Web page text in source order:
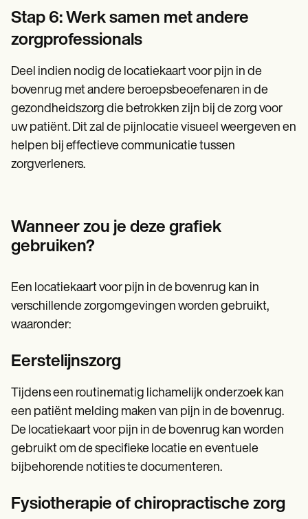
Stap 6: Werk samen met andere
zorgprofessionals
Deel indien nodig de locatiekaart voor pijn in de
bovenrug met andere beroepsbeoefenaren in de
gezondheidszorg die betrokken zijn bij de zorg voor
uw patiënt. Dit zal de pijnlocatie visueel weergeven en
helpen bij effectieve communicatie tussen
zorgverleners.
Wanneer zou je deze grafiek
gebruiken?
Een locatiekaart voor pijn in de bovenrug kan in
verschillende zorgomgevingen worden gebruikt,
waaronder:
Eerstelijnszorg
Tijdens een routinematig lichamelijk onderzoek kan
een patiënt melding maken van pijn in de bovenrug.
De locatiekaart voor pijn in de bovenrug kan worden
gebruikt om de specifieke locatie en eventuele
bijbehorende notities te documenteren.
Fysiotherapie of chiropractische zorg